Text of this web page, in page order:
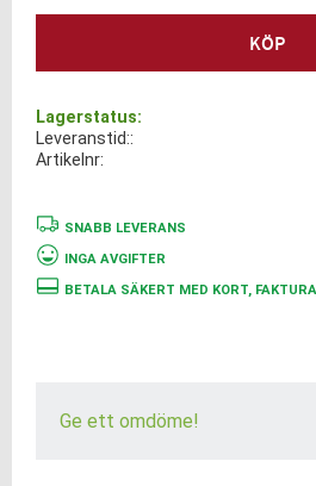
KÖP
Lagerstatus
Artikelnr
Leveranstid:
SNABB LEVERANS
INGA AVGIFTER
BETALA SÄKERT MED KORT,
Ge ett omdöme!